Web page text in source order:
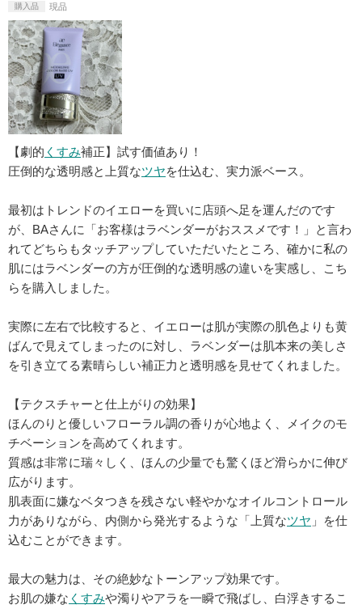
購入品 現品
【劇的 くすみ補正】試す価値あり！
圧倒的な透明感と上質なツヤを仕込む、実力派ベース。
最初はトレンドのイエローを買いに店頭へ足を運んだのです
が、BAさんに「お客様はラベンダーがおススメです！」と言わ
れてどちらもタッチアップしていただいたところ、確かに私の
肌にはラベンダーの方が圧倒的な透明感の違いを実感し、こち
らを購入しました。
実際に左右で比較すると、イエローは肌が実際の肌色よりも黄
ばんで見えてしまったのに対し、ラベンダーは肌本来の美しさ
を引き立てる素晴らしい補正力と透明感を見せてくれました。
【テクスチャーと仕上がりの効果】
ほんのりと優しいフローラル調の香りが心地よく、メイクのモ
チベーションを高めてくれます。
質感は非常に瑞々しく、ほんの少量でも驚くほど滑らかに伸び
広がります。
肌表面に嫌なベタつきを残さない軽やかなオイルコントロール
力がありながら、内側から発光するような「上質なツヤ 」を仕
込むことができます。
最大の魅力は、その絶妙なトーンアップ効果です。
お肌の嫌な くすみや濁りやアラを一瞬で飛ばし、白浮きするこ